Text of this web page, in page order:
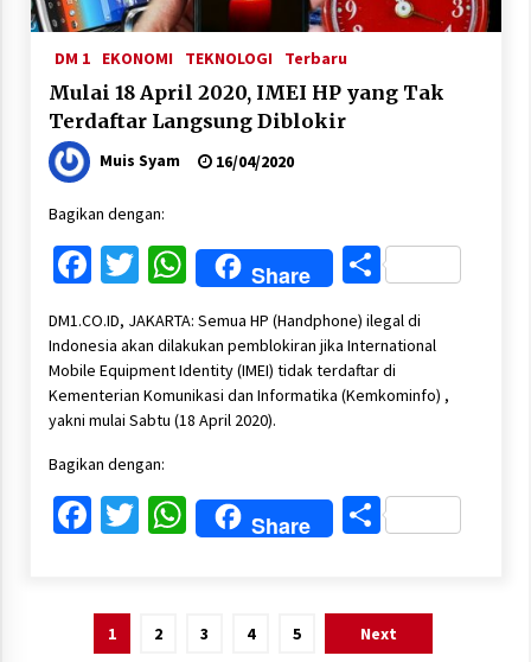
DM 1 EKONOMI TEKNOLOGI Terbaru
Mulai 18 April 2020, IMEI HP yang Tak
Terdaftar Langsung Diblokir
Muis Syam 16/04/2020
Bagikan dengan:
Facebook
Twitter
WhatsApp
Share Share
DM1.CO.ID, JAKARTA: Semua HP (Handphone) ilegal di
Indonesia akan dilakukan pemblokiran jika International
Mobile Equipment Identity (IMEI) tidak terdaftar di
Kementerian Komunikasi dan Informatika (Kemkominfo) ,
yakni mulai Sabtu (18 April 2020).
Bagikan dengan:
Facebook
Twitter
WhatsApp
Share Share
Paginasi
1 2 3 4 5 Next